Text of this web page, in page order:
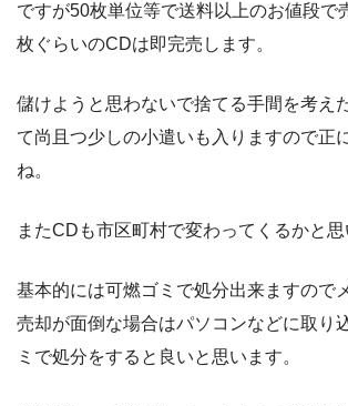
ですが50枚単位等で送料以上のお値段で
枚ぐらいのCDは即完売します。
儲けようと思わないで捨てる手間を考え
て尚且つ少しの小遣いも入りますので正
ね。
またCDも市区町村で変わってくるかと思
基本的には可燃ゴミで処分出来ますので
売却が面倒な場合はパソコンなどに取り
ミで処分をすると良いと思います。